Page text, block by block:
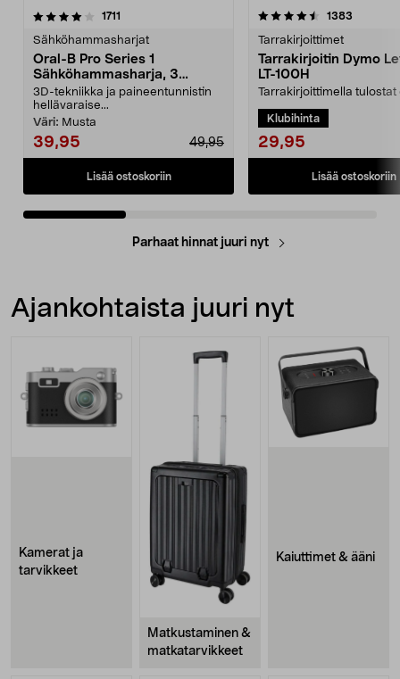
1711
Sähköhammasharjat
Oral-B Pro Series 1
Sähköhammasharja, 3
harjaustilaa
3D-tekniikka ja paineentunnistin
hellävaraise...
Väri: Musta
49,95
39,95
Lisää ostoskoriin
4.5viidestä
1383
Tarrakirjoittimet
Tarrakirjoitin Dymo
LT-100H
Tarrakirjoittimella tulostat
etiketeill...
Klubihinta
29,95
Lisää ostoskoriin
4.0viidestä
Parhaat hinnat juuri nyt
Ajankohtaista juuri nyt
Kamerat ja
tarvikkeet
Matkustaminen &
matkatarvikkeet
Kaiuttimet & ääni